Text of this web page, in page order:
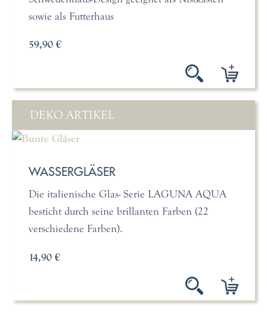
sowie als Futterhaus
59,90 €
DEKO ARTIKEL
WASSERGLÄSER
Die italienische Glas- Serie LAGUNA AQUA
besticht durch seine brillanten Farben (22
verschiedene Farben).
14,90 €